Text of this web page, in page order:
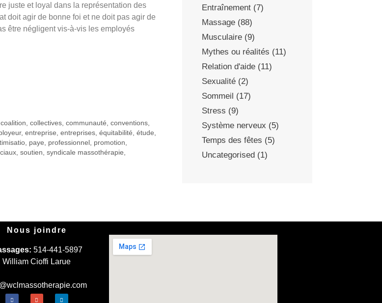
juste et loyal dans la représentation des
doit agir de bonne foi et ne doit pas agir de
être négligent vis-à-vis les employés
coalition,collectives,communauté,conventions,
, entreprise, entreprises, équitabilité, étude,
, paye, professionnel , promotion,
, soutien, syndicale massothérapie,
Entraînement (7)
Massage (88)
Musculaire (9)
Mythes ou réalités (11)
Relation d'aide (11)
Sexualité (2)
Sommeil (17)
Stress (9)
Système nerveux (5)
Temps des fêtes (5)
Uncategorised (1)
Nous joindre
514-441-5897
William Cioffi Larue